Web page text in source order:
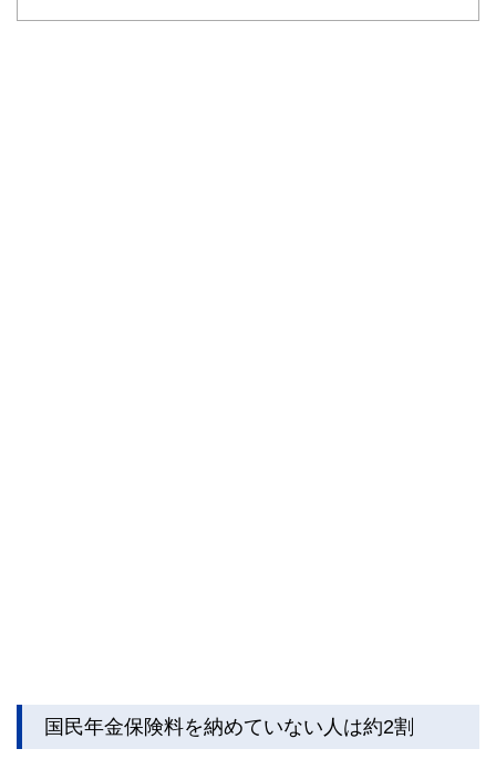
士、行政書士、投資アナリスト、キャリアコンサルタントな
国民年金保険料を納めていない人は約2割